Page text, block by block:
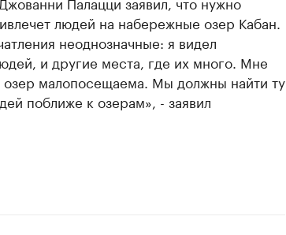
людей на набережные озер Кабан.
неоднозначные: я видел
и другие места, где их много. Мне
озер малопосещаема. Мы должны найти ту
поближе к озерам», - заявил